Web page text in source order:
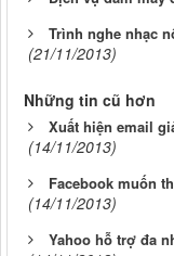
Trình nghe nhạc
(21/11/2013)
Những tin cũ hơn
Xuất hiện email
(14/11/2013)
Facebook muốn
(14/11/2013)
Yahoo hỗ trợ đa